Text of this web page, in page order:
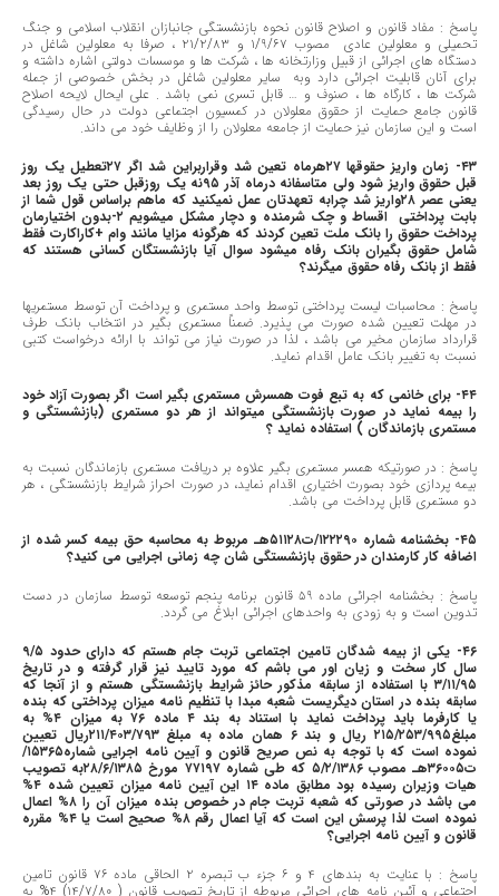
پاسخ : مفاد قانون و اصلاح قانون نحوه بازنشستگی جانبازان انقلاب اسلامی و جنگ
تحمیلی و معلولین عادی مصوب ١/٩/٦٧ و ٢١/٢/٨٣ ، صرفا به معلولین شاغل در
دستگاه های اجرائی از قبیل وزارتخانه ها ، شرکت ها و موسسات دولتی اشاره داشته و
برای آنان قابلیت اجرائی دارد وبه سایر معلولین شاغل در بخش خصوصی از جمله
شرکت ها ، کارگاه ها ، صنوف و … قابل تسری نمی باشد . علی ایحال لایحه اصلاح
قانون جامع حمایت از حقوق معلولان در کمسیون اجتماعی دولت در حال رسیدگی
است و این سازمان نیز حمایت از جامعه معلولان را از وظایف خود می داند.
٤٣- زمان واریز حقوقها ٢٧هرماه تعین شد وقراربراین شد اگر ٢٧تعطیل یک روز
قبل حقوق واریز شود ولی متاسفانه درماه آذر ٩٥نه یک روزقبل حتی یک روز بعد
یعنی عصر ٢٨واریز شد چرابه تعهدتان عمل نمیکنید که ماهم براساس قول شما از
بابت پرداختی اقساط و چک شرمنده و دچار مشکل میشویم ٢-بدون اختیارمان
پرداخت حقوق را بانک ملت تعین کردند که هرگونه مزایا مانند وام +کاراکارت فقط
شامل حقوق بگیران بانک رفاه میشود سوال آیا بازنشستگان کسانی هستند که
فقط از بانک رفاه حقوق میگرند؟
پاسخ : محاسبات لیست پرداختی توسط واحد مستمری و پرداخت آن توسط مستمریها
در مهلت تعیین شده صورت می پذیرد. ضمناً مستمری بگیر در انتخاب بانک طرف
قرارداد سازمان مخیر می باشد ، لذا در صورت نیاز می تواند با ارائه درخواست کتبی
نسبت به تغییر بانک عامل اقدام نماید.
٤٤- برای خانمی که به تبع فوت همسرش مستمری بگیر است اگر بصورت آزاد خود
را بیمه نماید در صورت بازنشستگی میتواند از هر دو مستمری (بازنشستگی و
مستمری بازماندگان ) استفاده نماید ؟
پاسخ : در صورتیکه همسر مستمری بگیر علاوه بر دریافت مستمری بازماندگان نسبت به
بیمه پردازی خود بصورت اختیاری اقدام نماید، در صورت احراز شرایط بازنشستگی ، هر
دو مستمری قابل پرداخت می باشد.
٤٥- بخشنامه شماره ١٢٢٢٩٠/ت٥١١٢٨هـ مربوط به محاسبه حق بیمه کسر شده از
اضافه کار کارمندان در حقوق بازنشستگی شان چه زمانی اجرایی می کنید؟
پاسخ : بخشنامه اجرائی ماده ٥٩ قانون برنامه پنجم توسعه توسط سازمان در دست
تدوین است و به زودی به واحدهای اجرائی ابلاغ می گردد.
٤٦- یکی از بیمه شدگان تامین اجتماعی تربت جام هستم که دارای حدود ٩/٥
سال کار سخت و زیان اور می باشم که مورد تایید نیز قرار گرفته و در تاریخ
٣/١١/٩٥ با استفاده از سابقه مذکور حائز شرایط بازنشستگی هستم و از آنجا که
سابقه بنده در استان دیگریست شعبه مبدا با تنظیم نامه میزان پرداختی که بنده
یا کارفرما باید پرداخت نماید با استناد به بند ٤ ماده ٧٦ به میزان ٤% به
مبلغ٢١٥/٢٥٣/٩٩٥ ریال و بند ٦ همان ماده به مبلغ ٢١١/٤٠٣/٧٩٣ریال تعیین
نموده است که با توجه به نص صریح قانون و آیین نامه اجرایی شماره١٥٣٦٥/
ت٣٦٠٠٥هـ مصوب ٥/٢/١٣٨٦ که طی شماره ٧٧١٩٧ مورخ ٢٨/٦/١٣٨٥به تصویب
هیات وزیران رسیده بود مطابق ماده ١٤ این آیین نامه میزان تعیین شده ٤%
می باشد در صورتی که شعبه تربت جام در خصوص بنده میزان آن را ٨% اعمال
نموده است لذا پرسش این است که آیا اعمال رقم ٨% صحیح است یا ٤% مقرره
قانون و آیین نامه اجرایی؟
پاسخ : با عنایت به بندهای ٤ و ٦ جزء ب تبصره ٢ الحاقی ماده ٧٦ قانون تامین
اجتماعی و آئین نامه های اجرائی مربوطه از تاریخ تصویب قانون ( ١٤/٧/٨٠) ٤% به